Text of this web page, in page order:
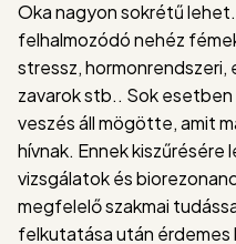
Oka nagyon sokrétű
felhalmozódó nehéz
stressz, hormonrendszeri,
zavarok stb.. Sok
veszés áll mögötte, amit
hívnak. Ennek
vizsgálatok és
megfelelő szakmai
felkutatása után